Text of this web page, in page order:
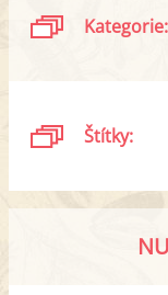
Kategorie:
Štítky: